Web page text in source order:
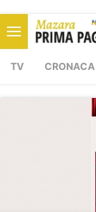
TV CRONACA